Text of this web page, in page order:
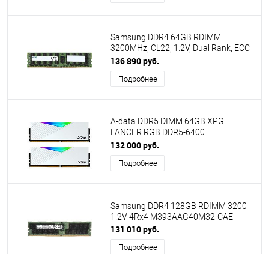
Samsung DDR4 64GB RDIMM
3200MHz, CL22, 1.2V, Dual Rank, ECC
Reg M393A8G40BB4-CWE
136 890 руб.
Подробнее
A-data DDR5 DIMM 64GB XPG
LANCER RGB DDR5-6400
AX5U6400C3232G-DCLARWH, CL32,
1.4V K2*32GB RGB WHITE
132 000 руб.
Подробнее
Samsung DDR4 128GB RDIMM 3200
1.2V 4Rx4 M393AAG40M32-CAE
131 010 руб.
Подробнее